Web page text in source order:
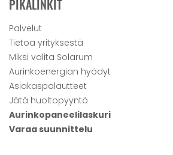
PIKALINKIT
Palvelut
Tietoa yrityksestä
Miksi valita Solarum
Aurinkoenergian hyödyt
Asiakaspalautteet
Jätä huoltopyyntö
Aurinkopaneelilaskuri
Varaa suunnittelu